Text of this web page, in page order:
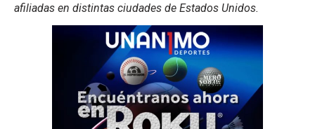
afiliadas en distintas ciudades de Estados Unidos.